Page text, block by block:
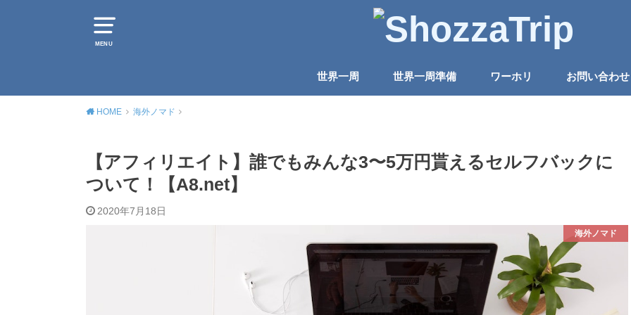
MENU
世界一周 世界一周準備 ワーホリ お問い合わせ
HOME 海外ノマド
【アフィリエイト】誰でもみんな3〜5万円貰えるセルフバックに
ついて！【A8.net】
2020年7月18日
海外ノマド